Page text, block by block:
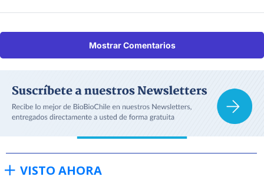
Mostrar Comentarios
VISTO AHORA